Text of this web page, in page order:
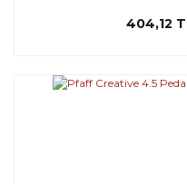
404,12